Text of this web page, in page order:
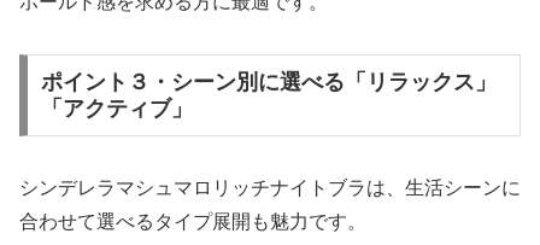
ポイント３・シーン別に選べる「リラックス」
「アクティブ」
シンデレラマシュマロリッチナイトブラは、生活シーンに
合わせて選べるタイプ展開も魅力です。